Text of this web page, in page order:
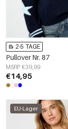
2-5 TAGE
Pullover Nr. 87
MSRP €39,99
€14,95
EU-Lager